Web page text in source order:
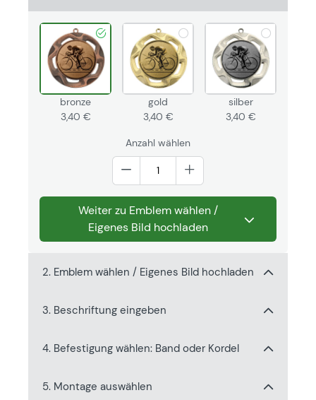
bronze
3,40 €
gold
3,40 €
silber
3,40 €
Anzahl wählen
Weiter zu Emblem wählen /
Eigenes Bild hochladen
2. Emblem wählen / Eigenes Bild hochladen
3. Beschriftung eingeben
4. Befestigung wählen: Band oder Kordel
5. Montage auswählen